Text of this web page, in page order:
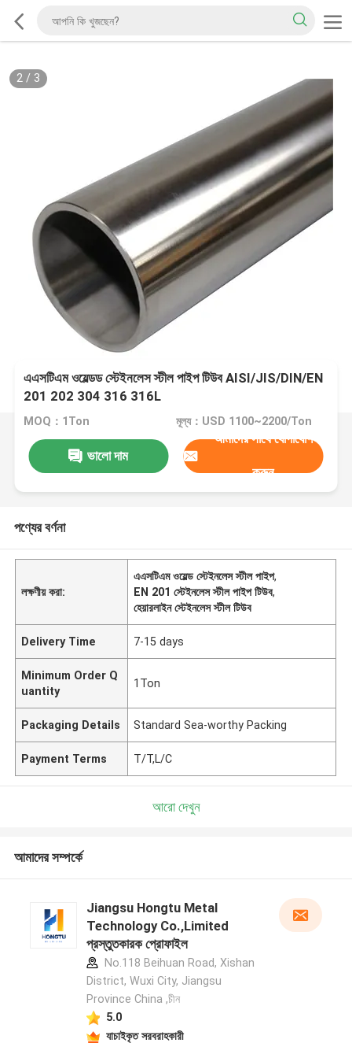
2/ 3
এএসটিএম ওয়েল্ডড স্টেইনলেস স্টীল পাইপ টিউব AISI/JIS/DIN/EN
201 202 304 316 316L
MOQ：1Ton মূল্য：USD 1100~2200/Ton
ভালো দাম
আমাদের সাথে যোগাযোগ
করুন
পণ্যের বর্ণনা
লক্ষণীয় করা:
এএসটিএম ওয়েল্ড স্টেইনলেস স্টীল পাইপ,
EN 201 স্টেইনলেস স্টীল পাইপ টিউব,
হেয়ারলাইন স্টেইনলেস স্টীল টিউব
Delivery Time 7-15 days
Minimum Order Q
uantity
1Ton
Packaging Details Standard Sea-worthy Packing
Payment Terms T/T,L/C
আরো দেখুন
আমাদের সম্পর্কে
Jiangsu Hongtu Metal
Technology Co.,Limited
প্রস্তুতকারক প্রোফাইল
No.118 Beihuan Road, Xishan
District, Wuxi City, Jiangsu
Province China ,চীন
5.0
যাচাইকৃত সরবরাহকারী